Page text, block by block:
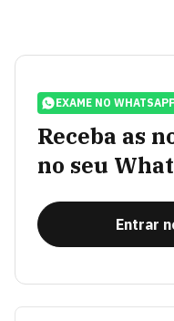
EXAME NO
Receba as
no seu
Entrar